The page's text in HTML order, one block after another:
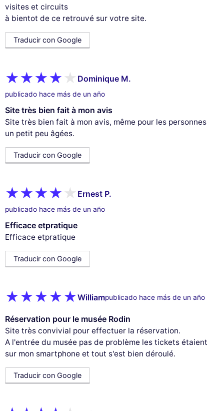
visites et circuits
à bientot de ce retrouvé sur votre site.
Traducir con Google
Dominique M.
publicado hace más de un año
Site très bien fait à mon avis
Site très bien fait à mon avis, même pour les personnes
un petit peu âgées.
Traducir con Google
Ernest P.
publicado hace más de un año
Efficace etpratique
Efficace etpratique
Traducir con Google
Williampublicado hace más de un año
Réservation pour le musée Rodin
Site très convivial pour effectuer la réservation.
A l'entrée du musée pas de problème les tickets étaient
sur mon smartphone et tout s'est bien déroulé.
Traducir con Google